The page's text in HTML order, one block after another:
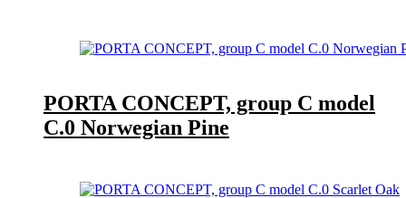
PORTA CONCEPT, group C model
C.0 Norwegian Pine